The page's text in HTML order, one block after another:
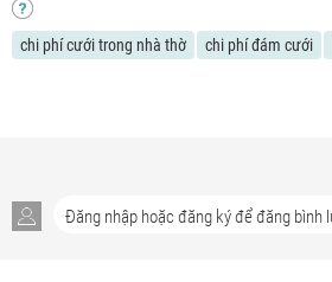
chi phí cưới trong nhà thờ chi phí đám cưới